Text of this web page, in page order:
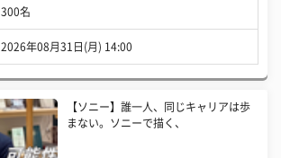
300名
2026年08月31日(月) 14:00
【ソニー】誰一人、同じキャリアは歩
まない。ソニーで描く、